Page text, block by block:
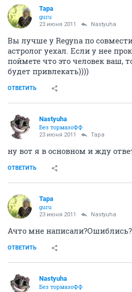
Тара
guru
23 июня 2011 Nastyuha
Вы лучше у Regyna по
астролог уехал. Если у нее
поймете что это человек ваш,
будет привлекать))))
ОТВЕТИТЬ
Nastyuha
Без тормазоФФ
23 июня 2011 Тара
ну вот я в основном и жду
ОТВЕТИТЬ
Тара
guru
23 июня 2011 Nastyuha
Ачто мне написали?Ошиблись?
ОТВЕТИТЬ
Nastyuha
Без тормазоФФ